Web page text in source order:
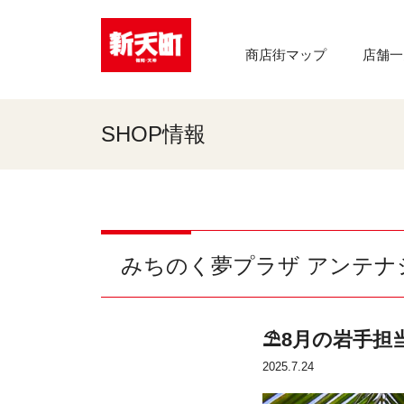
商店街マップ 店舗
SHOP情報
みちのく夢プラザ アンテナ
⛱8月の岩手担
2025.7.24